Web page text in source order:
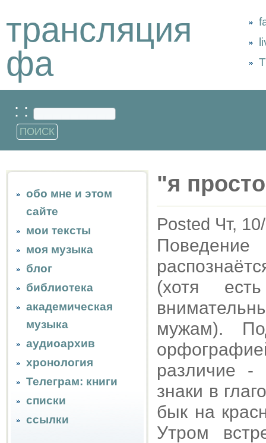
трансляция
фа
: :
обо мне и этом
сайте
мои тексты
моя музыка
блог
библиотека
академическая
музыка
аудиоархив
хронология
Телеграм: книги
списки
ссылки
"я
Posted Чт,
(хотя
мужам).
различие -
знаки в
бык на
Утром